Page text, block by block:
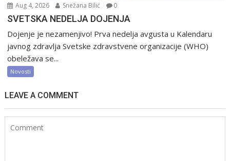
Aug 4, 2026 Snežana Bilić 0
SVETSKA NEDELJA DOJENJA
Dojenje je nezamenjivo! Prva nedelja avgusta u Kalendaru
javnog zdravlja Svetske zdravstvene organizacije (WHO)
obeležava se...
Novosti
LEAVE A COMMENT